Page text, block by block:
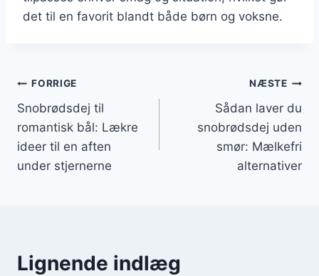
det til en favorit blandt både børn og voksne.
Indlægsnavigation
FORRIGE
Snobrødsdej til
romantisk bål: Lækre
ideer til en aften
under stjernerne
NÆSTE
Sådan laver du
snobrødsdej uden
smør: Mælkefri
alternativer
Lignende indlæg